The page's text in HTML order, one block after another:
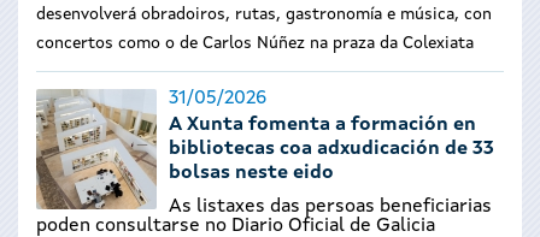
desenvolverá obradoiros, rutas, gastronomía e música, con
concertos como o de Carlos Núñez na praza da Colexiata
31/05/2026
A Xunta fomenta a formación en
bibliotecas coa adxudicación de 33
bolsas neste eido
As listaxes das persoas beneficiarias
poden consultarse no Diario Oficial de Galicia